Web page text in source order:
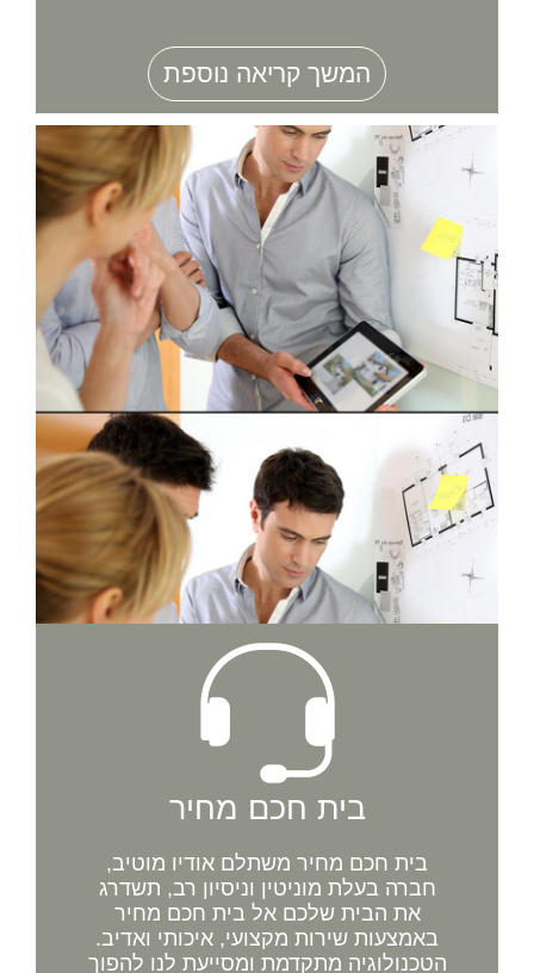
המשך קריאה נוספת
בית חכם מחיר
בית חכם מחיר משתלם אודיו מוטיב,
חברה בעלת מוניטין וניסיון רב, תשדרג
את הבית שלכם אל בית חכם מחיר
באמצעות שירות מקצועי, איכותי ואדיב.
הטכנולוגיה מתקדמת ומסייעת לנו להפוך